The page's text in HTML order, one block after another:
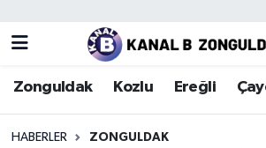
Zonguldak Kozlu Ereğli
HABERLER ZONGULDAK
Zonguldak
Kozlu
Zonguldak Nöbetçi Eczaneler
Zonguldak Hava Durumu